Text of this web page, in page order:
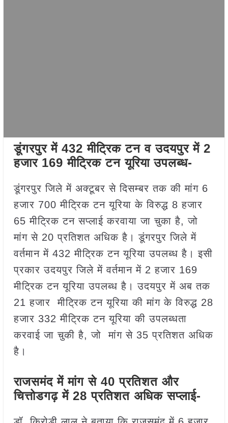
डूंगरपुर में 432 मीट्रिक टन व उदयपुर में 2
हजार 169 मीट्रिक टन यूरिया उपलब्ध-
डूंगरपुर जिले में अक्टूबर से दिसम्बर तक की मांग 6
हजार 700 मीट्रिक टन यूरिया के विरुद्ध 8 हजार
65 मीट्रिक टन सप्लाई करवाया जा चुका है, जो
मांग से 20 प्रतिशत अधिक है। डूंगरपुर जिले में
वर्तमान में 432 मीट्रिक टन यूरिया उपलब्ध है। इसी
प्रकार उदयपुर जिले में वर्तमान में 2 हजार 169
मीट्रिक टन यूरिया उपलब्ध है। उदयपुर में अब तक
21 हजार मीट्रिक टन यूरिया की मांग के विरुद्ध 28
हजार 332 मीट्रिक टन यूरिया की उपलब्धता
करवाई जा चुकी है, जो मांग से 35 प्रतिशत अधिक
है।
राजसमंद में मांग से 40 प्रतिशत और
चित्तोडगढ़ में 28 प्रतिशत अधिक सप्लाई-